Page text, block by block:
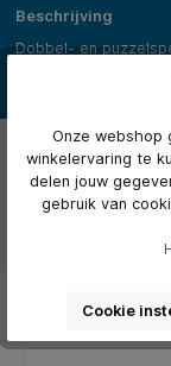
Beschrijving
Dobbel- en
Eigenschappen
Over het merk
Onze webshop
winkelervaring te
delen jouw
gebruik van
Cookie